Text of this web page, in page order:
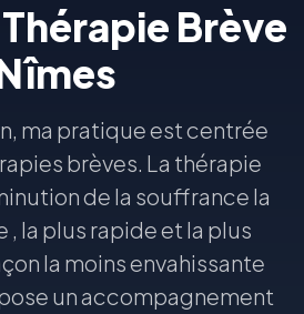
Brève
ma pratique est centrée
brèves. La thérapie
de la souffrance la
la plus rapide et la plus
la moins envahissante
un accompagnement